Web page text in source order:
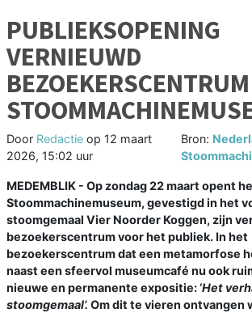
PUBLIEKSOPENING
VERNIEUWD
BEZOEKERSCENTRUM
Door Redactie op 12 maart
2026, 15:02 uur
Bron:
MEDEMBLIK - Op zondag 22 maart opent
Stoommachinemuseum, gevestigd in het
stoomgemaal Vier Noorder Koggen, zijn
bezoekerscentrum voor het publiek. In het
bezoekerscentrum dat een metamorfose
naast een sfeervol museumcafé nu ook
nieuwe en permanente expositie: ‘Het
stoomgemaal’. Om dit te vieren ontvangen